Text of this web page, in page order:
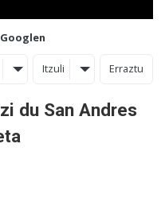
Itzuli Erraztu
du San Andres